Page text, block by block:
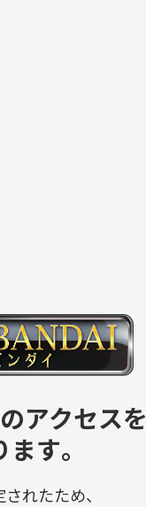
アクセスを
す。
れたため、